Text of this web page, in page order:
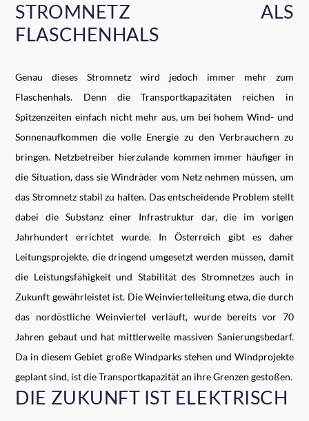
STROMNETZ ALS
FLASCHENHALS
Genau dieses Stromnetz wird jedoch immer mehr zum
Flaschenhals. Denn die Transportkapazitäten reichen in
Spitzenzeiten einfach nicht mehr aus, um bei hohem Wind- und
Sonnenaufkommen die volle Energie zu den Verbrauchern zu
bringen. Netzbetreiber hierzulande kommen immer häufiger in
die Situation, dass sie Windräder vom Netz nehmen müssen, um
das Stromnetz stabil zu halten. Das entscheidende Problem stellt
dabei die Substanz einer Infrastruktur dar, die im vorigen
Jahrhundert errichtet wurde. In Österreich gibt es daher
Leitungsprojekte, die dringend umgesetzt werden müssen, damit
die Leistungsfähigkeit und Stabilität des Stromnetzes auch in
Zukunft gewährleistet ist. Die Weinviertelleitung etwa, die durch
das nordöstliche Weinviertel verläuft, wurde bereits vor 70
Jahren gebaut und hat mittlerweile massiven Sanierungsbedarf.
Da in diesem Gebiet große Windparks stehen und Windprojekte
geplant sind, ist die Transportkapazität an ihre Grenzen gestoßen.
DIE ZUKUNFT IST ELEKTRISCH